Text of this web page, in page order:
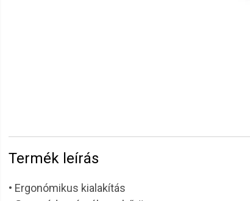
Termék leírás
• Ergonómikus kialakítás